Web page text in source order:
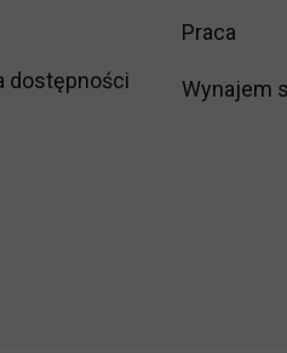
się w nowej karcie
dostępności
Pracalink
Wynajem